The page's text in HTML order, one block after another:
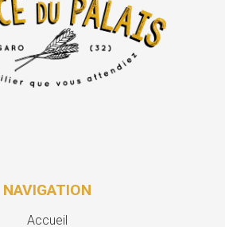
NAVIGATION
Accueil